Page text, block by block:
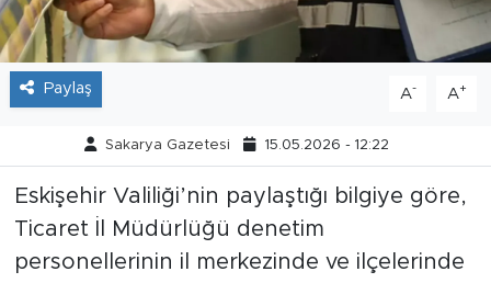
Paylaş A- A+
Sakarya Gazetesi 15.05.2026 - 12:22
Eskişehir Valiliği’nin paylaştığı bilgiye göre,
Ticaret İl Müdürlüğü denetim
personellerinin il merkezinde ve ilçelerinde
Foto Şaka
Teknoloji